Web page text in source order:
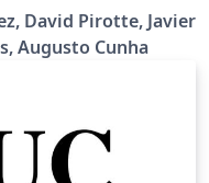
David Pirotte, Javier
Augusto Cunha